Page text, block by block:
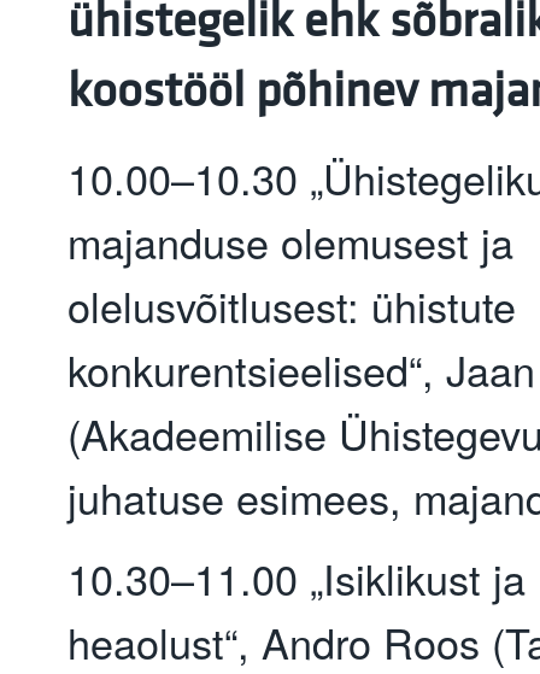
ühistegelik ehk
koostööl põhinev
10.00–10.30
majanduse olemusest ja
olelusvõitlusest: ühistute
konkurentsieelised“,
(Akadeemilise
juhatuse esimees,
10.30–11.00 „Isiklikust
heaolust“, Andro Roos